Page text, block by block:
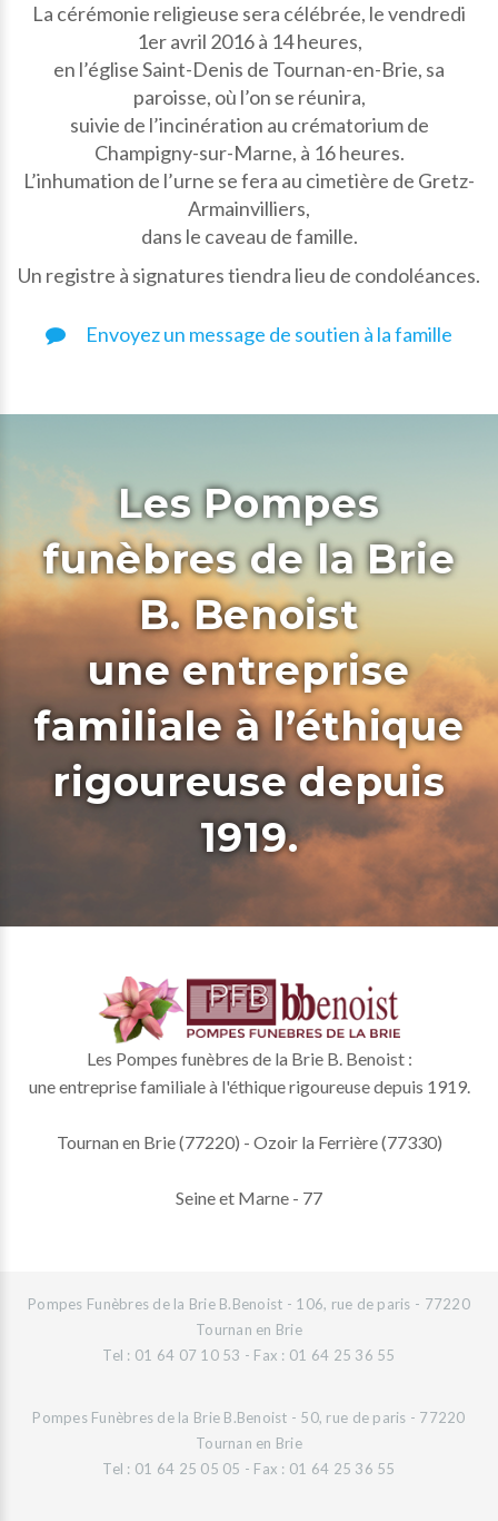
La cérémonie religieuse sera célébrée, le vendredi
1er avril 2016 à 14 heures,
en l’église Saint-Denis de Tournan-en-Brie, sa
paroisse, où l’on se réunira,
suivie de l’incinération au crématorium de
Champigny-sur-Marne, à 16 heures.
L’inhumation de l’urne se fera au cimetière de Gretz-
Armainvilliers,
dans le caveau de famille.
Un registre à signatures tiendra lieu de condoléances.
Envoyez un message de soutien à la famille
Les Pompes
funèbres de la Brie
B. Benoist
une entreprise
familiale à l’éthique
rigoureuse depuis
1919.
Les Pompes funèbres de la Brie B. Benoist :
une entreprise familiale à l'éthique rigoureuse depuis 1919.
Tournan en Brie (77220) - Ozoir la Ferrière (77330)
Seine et Marne - 77
Pompes Funèbres de la Brie B.Benoist - 106, rue de paris - 77220
Tournan en Brie
Tel : 01 64 07 10 53 - Fax : 01 64 25 36 55
Pompes Funèbres de la Brie B.Benoist - 50, rue de paris - 77220
Tournan en Brie
Tel : 01 64 25 05 05 - Fax : 01 64 25 36 55